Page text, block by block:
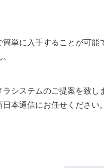
単に入手することが可能
システムのご提案を致し
本通信にお任せください。